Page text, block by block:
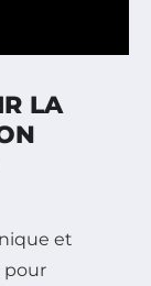
LA
et
pour